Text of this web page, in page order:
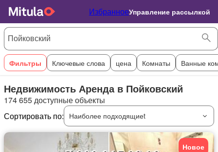
ИзбранноеУправление рассылкой
Фильтры Ключевые слова цена Комнаты Ванные
Недвижимость Аренда в Пойковский
174 655 доступные объекты
Сортировать по:
Наиболее подходящиеt
Новое